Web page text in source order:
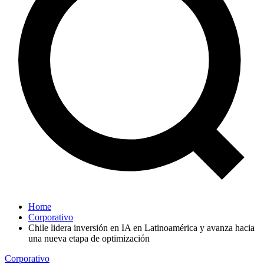
Home
Corporativo
Chile lidera inversión en IA en Latinoamérica y avanza hacia
una nueva etapa de optimización
Corporativo